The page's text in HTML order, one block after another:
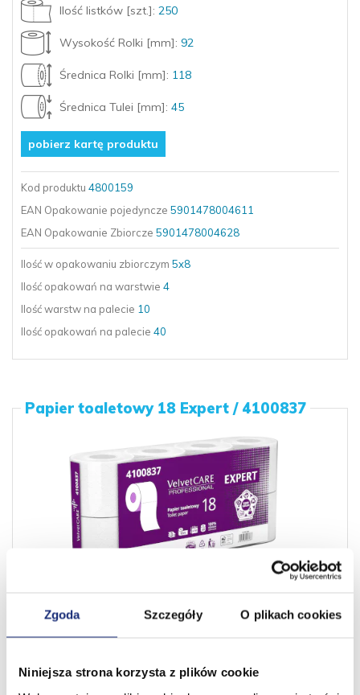
Zgoda Szczegóły O plikach cookies
Niniejsza strona korzysta z plików cookie
Ilość listków [szt.]: 250
Wysokość Rolki [mm]: 92
Średnica Rolki [mm]: 118
Średnica Tulei [mm]: 45
pobierz kartę produktu
Kod produktu 4800159
EAN Opakowanie pojedyncze 5901478004611
EAN Opakowanie Zbiorcze 5901478004628
Ilość w opakowaniu zbiorczym 5x8
Ilość opakowań na warstwie 4
Ilość warstw na palecie 10
Ilość opakowań na palecie 40
Papier toaletowy 18 Expert / 4100837